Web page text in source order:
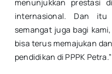
menunjukkan prestasi
internasional. Dan
semangat juga bagi
bisa terus memajukan
pendidikan di PPPK Petra.”